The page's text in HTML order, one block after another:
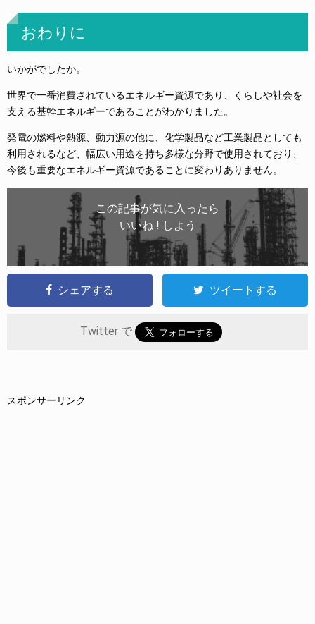
おわりに
いかがでしたか。
世界で一番消費されているエネルギー資源であり、くらしや社会を
支える基幹エネルギーであることがわかりました。
発電の燃料や熱源、動力源の他に、化学製品など工業製品としても
利用されるなど、幅広い用途を持ち多様な分野で使用されており、
今後も重要なエネルギー資源であることに変わりありません。
この記事が気に入ったら
いいね ! しよう
シェアする ツイートする
Twitter で
スポンサーリンク